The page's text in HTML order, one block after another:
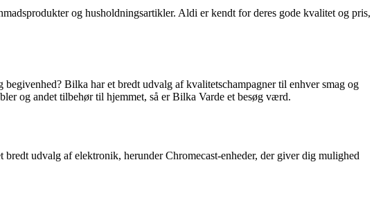
og husholdningsartikler. Aldi er kendt for deres gode kvalitet og pris,
Bilka har et bredt udvalg af kvalitetschampagner til enhver smag og
og andet tilbehør til hjemmet, så er Bilka Varde et besøg værd.
udvalg af elektronik, herunder Chromecast-enheder, der giver dig mulighed